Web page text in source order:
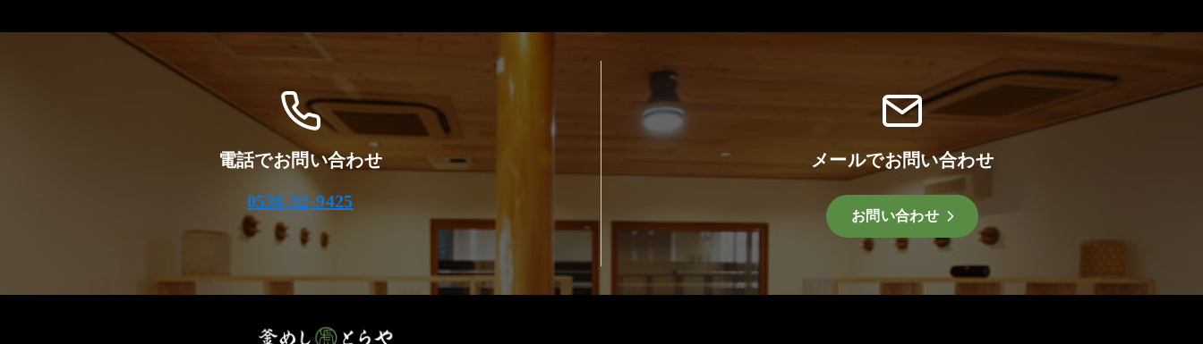
電話でお問い合わせ
0538-32-9425
メールでお問い合わせ
お問い合わせ